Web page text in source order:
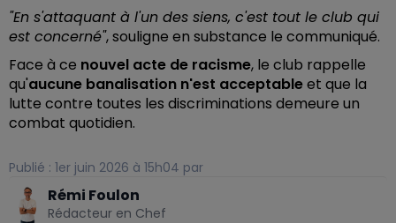
"En s'attaquant à l'un des siens, c'est tout le club qui
est concerné", souligne en substance le communiqué.
Face à ce nouvel acte de racisme, le club rappelle
qu'aucune banalisation n'est acceptableet que la
lutte contre toutes les discriminations demeure un
combat quotidien.
Publié : 1er juin 2026 à 15h04 par
Rémi Foulon
Rédacteur en Chef